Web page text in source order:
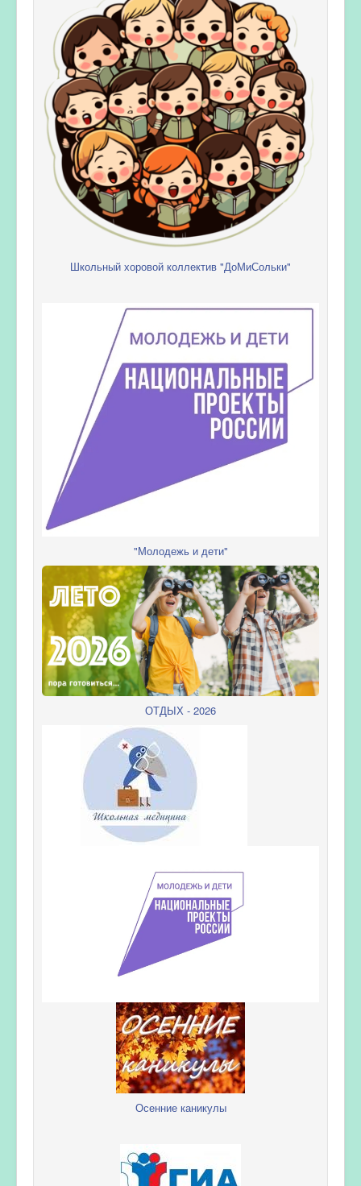
Школьный хоровой коллектив "ДоМиСольки"
"Молодежь и дети"
ОТДЫХ - 2026
Осенние каникулы